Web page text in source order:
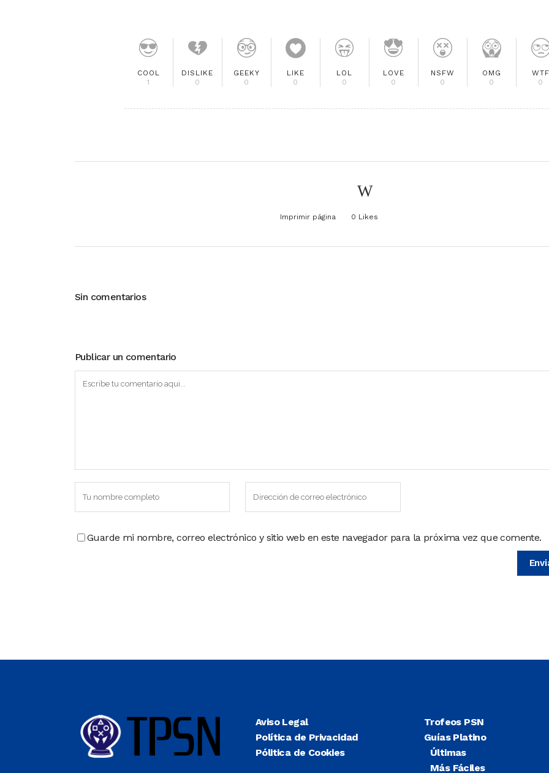
COOL
1
DISLIKE
0
GEEKY
0
LIKE
0
LOL
0
LOVE
0
NSFW
0
OMG
0
WTF
0
Imprimir página 0 Likes
Sin comentarios
Publicar un comentario
Guarde mi nombre, correo electrónico y sitio web en este navegador para la próxima vez que comente.
Aviso Legal
Política de Privacidad
Pólitica de Cookies
Trofeos PSN
Guías Platino
Últimas
Más Fáciles